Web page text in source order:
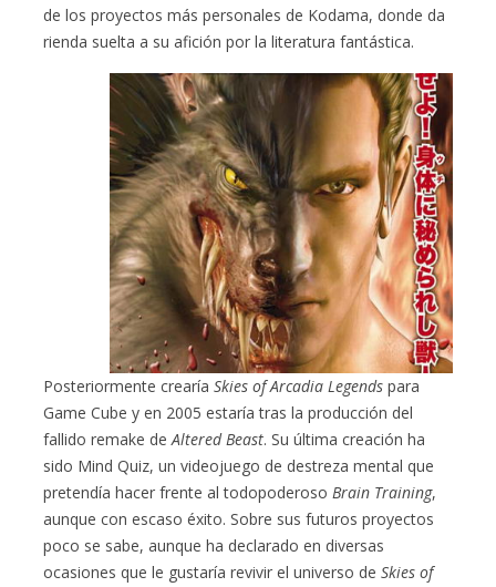
de los proyectos más personales de Kodama, donde da
rienda suelta a su afición por la literatura fantástica.
Posteriormente crearíaSkies of Arcadia Legends para
Game Cube y en 2005 estaría tras la producción del
fallido remake deAltered Beast. Su última creación ha
sido Mind Quiz, un videojuego de destreza mental que
pretendía hacer frente al todopoderosoBrain Training,
aunque con escaso éxito. Sobre sus futuros proyectos
poco se sabe, aunque ha declarado en diversas
ocasiones que le gustaría revivir el universo deSkies of